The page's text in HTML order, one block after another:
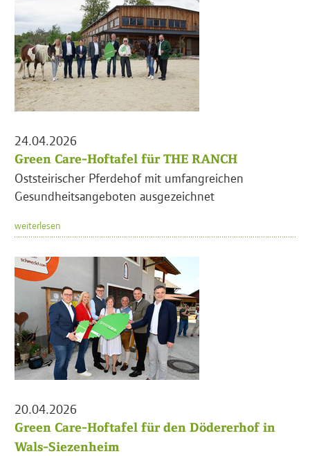
24.04.2026
Green Care-Hoftafel für THE RANCH
Oststeirischer Pferdehof mit umfangreichen
Gesundheitsangeboten ausgezeichnet
weiterlesen
20.04.2026
Green Care-Hoftafel für den Dödererhof in
Wals-Siezenheim